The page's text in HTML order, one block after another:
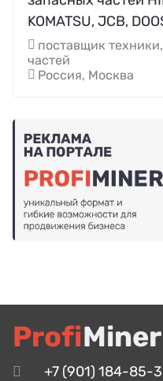
KOMATSU, JCB,
поставщик
частей
Россия, Москва
ProfiMiner
+7 (901) 184-85-